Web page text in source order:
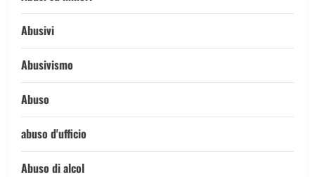
Abusivi
Abusivismo
Abuso
abuso d'ufficio
Abuso di alcol